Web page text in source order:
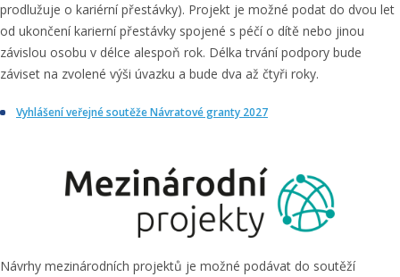
prodlužuje o kariérní přestávky). Projekt je možné podat do dvou let
od ukončení karierní přestávky spojené s péčí o dítě nebo jinou
závislou osobu v délce alespoň rok. Délka trvání podpory bude
záviset na zvolené výši úvazku a bude dva až čtyři roky.
Vyhlášení veřejné soutěže Návratové granty 2027
Návrhy mezinárodních projektů je možné podávat do soutěží